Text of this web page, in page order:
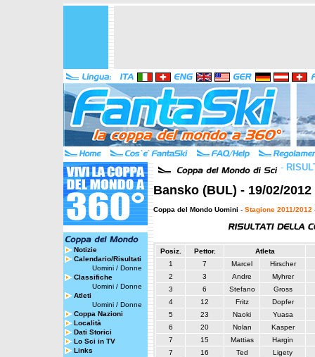
Notizie
Calendario/Risultati
Uomini / Donne
Classifiche
Uomini / Donne
Atleti
Uomini / Donne
Coppa Nazioni
Località
Dati Storici
Lo Sci in TV
Links
-
Bansko (BUL) - 19/02/2012
Coppa del Mondo Uomini - Stagione 2011/2012
Posiz. Pettor.
Atleta
1
7 Marcel
Hirscher
2
3 Andre
Myhrer
3
6 Stefano
Gross
4
12 Fritz
Dopfer
5
23 Naoki
Yuasa
6
20 Nolan
Kasper
7
15 Mattias
Hargin
7
16 Ted
Ligety